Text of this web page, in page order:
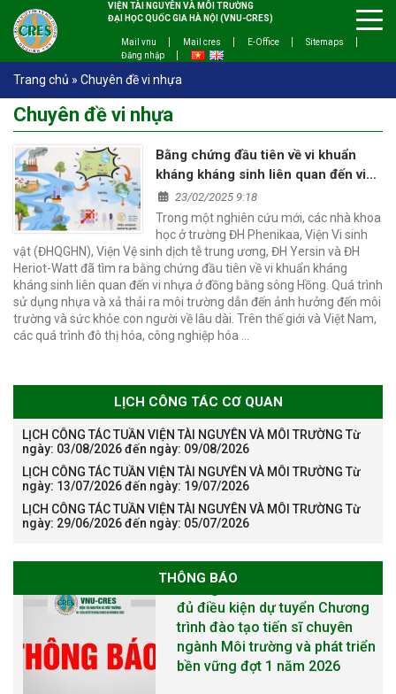
VIỆN TÀI NGUYÊN VÀ MÔI TRƯỜNG
ĐẠI HỌC QUỐC GIA HÀ NỘI (VNU-CRES)
Mail vnu Mail cres E-Office
Sitemaps
Đăng nhập
Trang chủ » Chuyên đề vi nhựa
Chuyên đề vi nhựa
Bằng chứng đầu tiên về vi khuẩn
kháng kháng sinh liên quan đến vi
nhựa23/02/2025 9:18
Trong một nghiên cứu mới, các nhà khoa
học ở trường ĐH Phenikaa, Viện Vi sinh
vật (ĐHQGHN), Viện Vệ sinh dịch tễ trung ương, ĐH Yersin và ĐH
Heriot-Watt đã tìm ra bằng chứng đầu tiên về vi khuẩn kháng
kháng sinh liên quan đến vi nhựa ở đồng bằng sông Hồng. Quá trình
sử dụng nhựa và xả thải ra môi trường dẫn đến ảnh hưởng đến môi
trường và sức khỏe con người về lâu dài. Trên thế giới và Việt Nam,
các quá trình đô thị hóa, công nghiệp hóa …
LỊCH CÔNG TÁC CƠ QUAN
LỊCH CÔNG TÁC TUẦN VIỆN TÀI NGUYÊN VÀ MÔI TRƯỜNG Từ
ngày: 03/08/2026 đến ngày: 09/08/2026
LỊCH CÔNG TÁC TUẦN VIỆN TÀI NGUYÊN VÀ MÔI TRƯỜNG Từ
ngày: 13/07/2026 đến ngày: 19/07/2026
LỊCH CÔNG TÁC TUẦN VIỆN TÀI NGUYÊN VÀ MÔI TRƯỜNG Từ
ngày: 29/06/2026 đến ngày: 05/07/2026
THÔNG BÁO
The International Conference
EME 2026 on “Earth, Mine and
Environmental Sciences for the
Advancement of Strategic